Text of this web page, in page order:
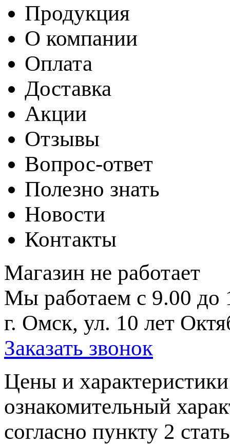
Продукция
О компании
Оплата
Доставка
Акции
Отзывы
Вопрос-ответ
Полезно знать
Новости
Контакты
Магазин не работает
Мы работаем с 9.00 до
г. Омск, ул. 10 лет
Заказать звонок
Цeны и
ознакомительный
согласно пункту 2